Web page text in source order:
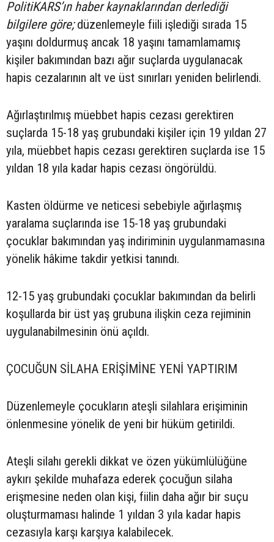
PolitiKARS’ın haber kaynaklarından derlediği
bilgilere göre;düzenlemeyle fiili işlediği sırada 15
yaşını doldurmuş ancak 18 yaşını tamamlamamış
kişiler bakımından bazı ağır suçlarda uygulanacak
hapis cezalarının alt ve üst sınırları yeniden belirlendi.
Ağırlaştırılmış müebbet hapis cezası gerektiren
suçlarda 15-18 yaş grubundaki kişiler için 19 yıldan 27
yıla, müebbet hapis cezası gerektiren suçlarda ise 15
yıldan 18 yıla kadar hapis cezası öngörüldü.
Kasten öldürme ve neticesi sebebiyle ağırlaşmış
yaralama suçlarında ise 15-18 yaş grubundaki
çocuklar bakımından yaş indiriminin uygulanmamasına
yönelik hâkime takdir yetkisi tanındı.
12-15 yaş grubundaki çocuklar bakımından da belirli
koşullarda bir üst yaş grubuna ilişkin ceza rejiminin
uygulanabilmesinin önü açıldı.
ÇOCUĞUN SİLAHA ERİŞİMİNE YENİ YAPTIRIM
Düzenlemeyle çocukların ateşli silahlara erişiminin
önlenmesine yönelik de yeni bir hüküm getirildi.
Ateşli silahı gerekli dikkat ve özen yükümlülüğüne
aykırı şekilde muhafaza ederek çocuğun silaha
erişmesine neden olan kişi, fiilin daha ağır bir suçu
oluşturmaması halinde 1 yıldan 3 yıla kadar hapis
cezasıyla karşı karşıya kalabilecek.